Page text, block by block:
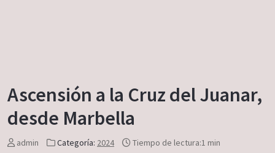
Ascensión a la Cruz del Juanar,
desde Marbella
admin Categoría: 2024
Tiempo de lectura:1 min